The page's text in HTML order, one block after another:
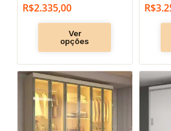
R$2.335,00
Ver
opções
do
R$
Este
produto
tem
várias